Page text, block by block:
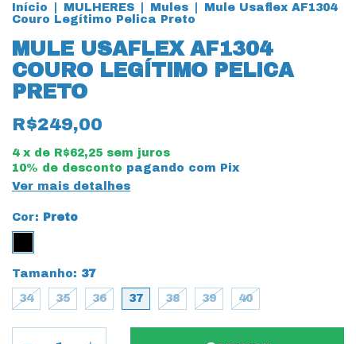
Início MULHERES Mules
Mule Usaflex AF1304
Couro Legítimo Pelica Preto
MULE USAFLEX AF1304
COURO LEGÍTIMO PELICA
PRETO
R$249,00
4 x de R$62,25 sem juros
10% de desconto pagando com Pix
Ver mais detalhes
Cor: Preto
Tamanho: 37
34 35 36 37 38 39 40